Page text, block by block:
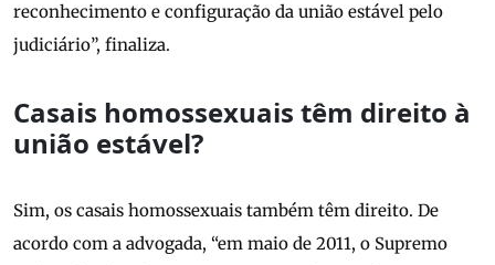
reconhecimento e configuração da união estável pelo
judiciário”, finaliza.
Casais homossexuais têm direito à
união estável?
Sim, os casais homossexuais também têm direito. De
acordo com a advogada, “em maio de 2011, o Supremo